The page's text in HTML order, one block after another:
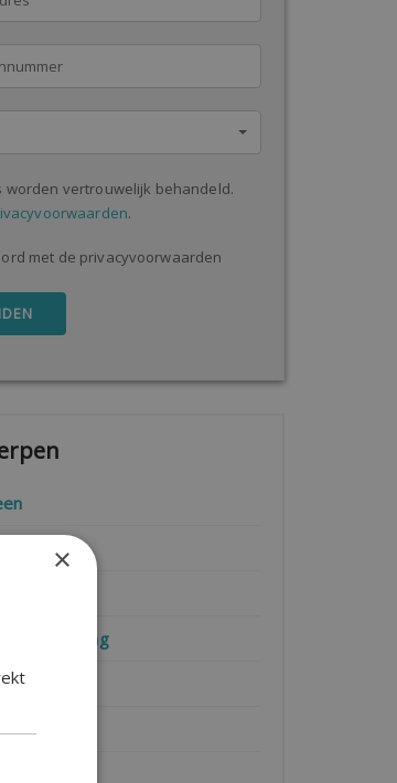
worden vertrouwelijk behandeld.
.
met de privacyvoorwaarden
Regelgeving
×